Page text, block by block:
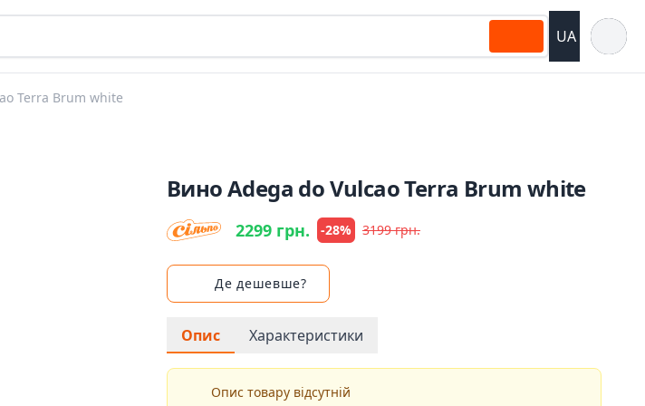
UA
Terra Brum white
Вино Adega do Vulcao Terra Brum white
2299 грн. -28% 3199 грн.
Де дешевше?
Опис Характеристики
Опис товару відсутній